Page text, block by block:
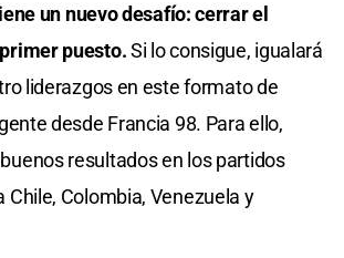
un nuevo desafío: cerrar el
puesto.Si lo consigue, igualará
liderazgos en este formato de
desde Francia 98. Para ello,
resultados en los partidos
Chile, Colombia, Venezuela y